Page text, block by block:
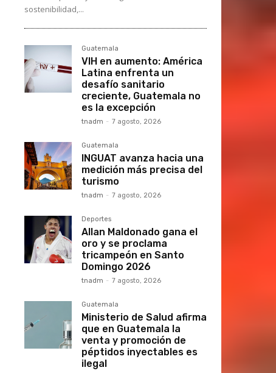
sostenibilidad,...
Guatemala
VIH en aumento: América
Latina enfrenta un
desafío sanitario
creciente, Guatemala no
es la excepción
tnadm - 7 agosto, 2026
Guatemala
INGUAT avanza hacia una
medición más precisa del
turismo
tnadm - 7 agosto, 2026
Deportes
Allan Maldonado gana el
oro y se proclama
tricampeón en Santo
Domingo 2026
tnadm - 7 agosto, 2026
Guatemala
Ministerio de Salud afirma
que en Guatemala la
venta y promoción de
péptidos inyectables es
ilegal